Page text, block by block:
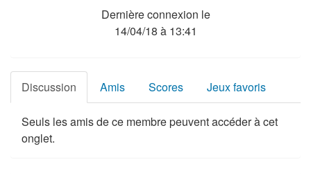
Dernière connexion le
14/04/18 à 13:41
Discussion Amis Scores Jeux favoris
Seuls les amis de ce membre peuvent accéder à cet
onglet.